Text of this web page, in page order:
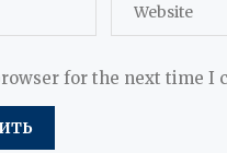
for the next time I